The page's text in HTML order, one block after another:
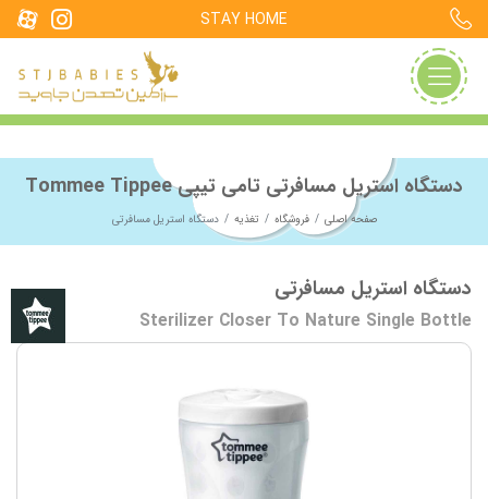
STAY HOME
دستگاه استریل مسافرتی تامی تیپی Tommee Tippee
صفحه اصلی فروشگاه تغذیه دستگاه استریل مسافرتی
دستگاه استریل مسافرتی
Sterilizer Closer To Nature Single Bottle